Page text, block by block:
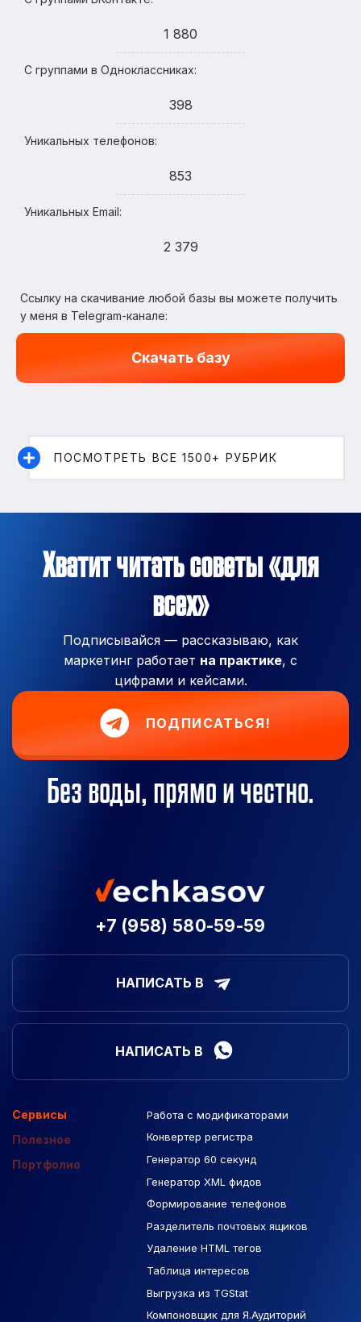
1 880
С группами в Одноклассниках:
398
Уникальных телефонов:
853
Уникальных Email:
2 379
Ссылку на скачивание любой базы вы можете получить
у меня в Telegram-канале:
Скачать базу
ПОСМОТРЕТЬ ВСЕ 1500+ РУБРИК
Хватит читать советы «для
всех»
Подписывайся — рассказываю, как
маркетинг работает на практике, с
цифрами и кейсами.
ПОДПИСАТЬСЯ!
Без воды, прямо и честно.
+7 (958) 580-59-59
НАПИСАТЬ В
НАПИСАТЬ В
Сервисы
Полезное
Портфолио
Работа с модификаторами
Конвертер регистра
Генератор 60 секунд
Генератор XML фидов
Формирование телефонов
Разделитель почтовых ящиков
Удаление HTML тегов
Таблица интересов
Выгрузка из TGStat
Компоновщик для Я.Аудиторий
Подборка сайтов
Макеты Figma
База Яндекс Карты
РСЯ площадки
Созданные сайты
Контекстная реклама